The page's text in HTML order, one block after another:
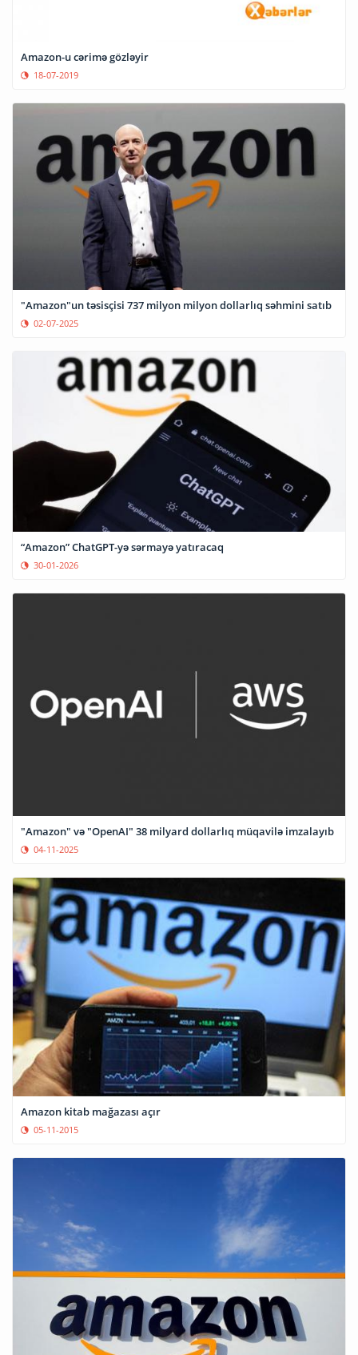
Amazon-u cərimə gözləyir
18-07-2019
"Amazon"un təsisçisi 737 milyon milyon dollarlıq səhmini satıb
02-07-2025
“Amazon” ChatGPT-yə sərmayə yatıracaq
30-01-2026
"Amazon" və "OpenAI" 38 milyard dollarlıq müqavilə imzalayıb
04-11-2025
Amazon kitab mağazası açır
05-11-2015